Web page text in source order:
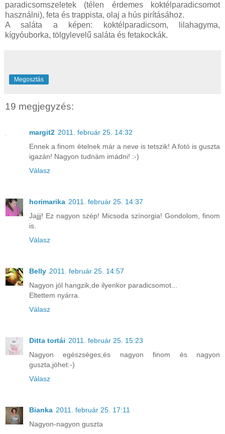
paradicsomszeletek (télen érdemes koktélparadicsomot
használni), feta és trappista, olaj a hús pirításához.
A saláta a képen: koktélparadicsom, lilahagyma,
kígyóuborka, tölgylevelű saláta és fetakockák.
Megosztás
19 megjegyzés:
margit2 2011. február 25. 14:32
Ennek a finom ételnek már a neve is tetszik! A fotó is guszta
igazán! Nagyon tudnám imádni! :-)
Válasz
horimarika 2011. február 25. 14:37
Jajjj! Ez nagyon szép! Micsoda színorgia! Gondolom, finom
is.
Válasz
Belly 2011. február 25. 14:57
Nagyon jól hangzik,de ilyenkor paradicsomot...
Eltettem nyárra.
Válasz
Ditta tortái 2011. február 25. 15:23
Nagyon egészséges,és nagyon finom és nagyon
guszta,jöhet:-)
Válasz
Bianka 2011. február 25. 17:11
Nagyon-nagyon guszta